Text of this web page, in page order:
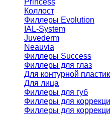
Коллост
Филлеры Evolution
IAL-System
Juvederm
Neauvia
Филлеры Success
Филлеры для глаз
Для контурной
Для лица
Филлеры для губ
Филлеры для
Филлеры для